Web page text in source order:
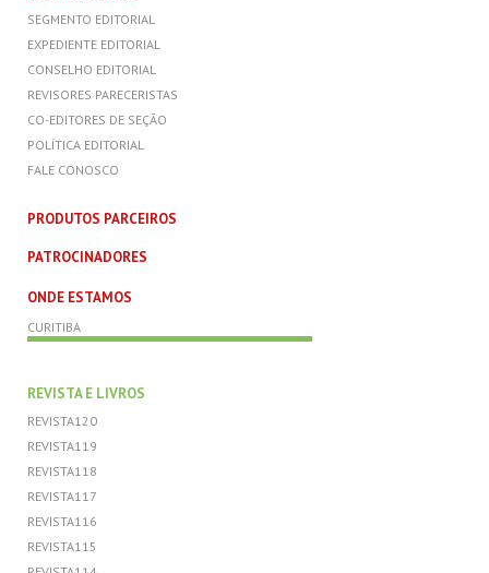
SEGMENTO EDITORIAL
EXPEDIENTE EDITORIAL
CONSELHO EDITORIAL
REVISORES PARECERISTAS
CO-EDITORES DE SEÇÃO
POLÍTICA EDITORIAL
FALE CONOSCO
PRODUTOS PARCEIROS
PATROCINADORES
ONDE ESTAMOS
CURITIBA
REVISTA E LIVROS
REVISTA120
REVISTA119
REVISTA118
REVISTA117
REVISTA116
REVISTA115